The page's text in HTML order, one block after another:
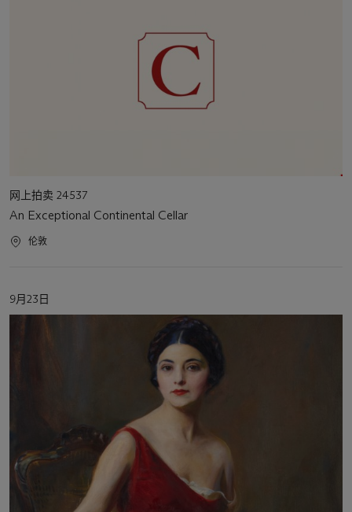
活
动
类
型
网上拍卖 24537
An Exceptional Continental Cellar
活
伦敦
活
动
9月23日